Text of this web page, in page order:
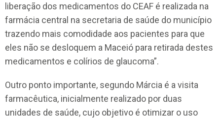
liberação dos medicamentos do CEAF é realizada na
farmácia central na secretaria de saúde do município
trazendo mais comodidade aos pacientes para que
eles não se desloquem a Maceió para retirada destes
medicamentos e colírios de glaucoma”.
Outro ponto importante, segundo Márcia é a visita
farmacêutica, inicialmente realizado por duas
unidades de saúde, cujo objetivo é otimizar o uso